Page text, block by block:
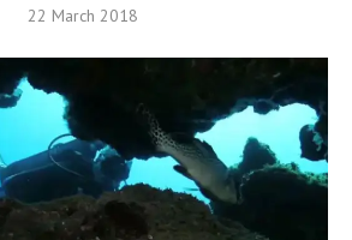
22 March 2018